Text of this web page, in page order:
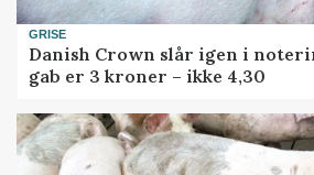
GRISE
Danish Crown slår igen i
gab er 3 kroner – ikke 4,30